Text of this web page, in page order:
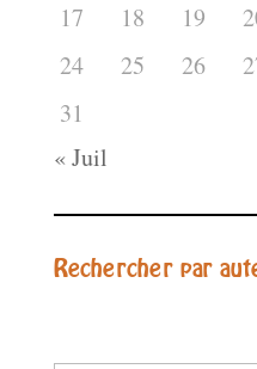
17
18 19
24
25 26
31
« Juil
Rechercher par